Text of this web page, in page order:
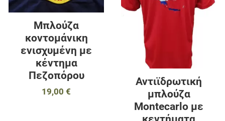
Μπλούζα
κοντομάνικη
ενισχυμένη με
κέντημα
Πεζοπόρου
19,00 €
Αντιϊδρωτική
μπλούζα
Montecarlo με